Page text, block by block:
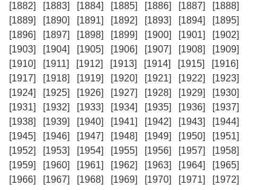
[1882]
[1883] [1884] [1885] [1886] [1887]
[1888]
[1889]
[1890] [1891] [1892] [1893] [1894]
[1895]
[1896]
[1897] [1898] [1899] [1900] [1901]
[1902]
[1903]
[1904] [1905] [1906] [1907] [1908]
[1909]
[1910]
[1911] [1912] [1913] [1914] [1915]
[1916]
[1917]
[1918] [1919] [1920] [1921] [1922]
[1923]
[1924]
[1925] [1926] [1927] [1928] [1929]
[1930]
[1931]
[1932] [1933] [1934] [1935] [1936]
[1937]
[1938]
[1939] [1940] [1941] [1942] [1943]
[1944]
[1945]
[1946] [1947] [1948] [1949] [1950]
[1951]
[1952]
[1953] [1954] [1955] [1956] [1957]
[1958]
[1959]
[1960] [1961] [1962] [1963] [1964]
[1965]
[1966]
[1967] [1968] [1969] [1970] [1971]
[1972]